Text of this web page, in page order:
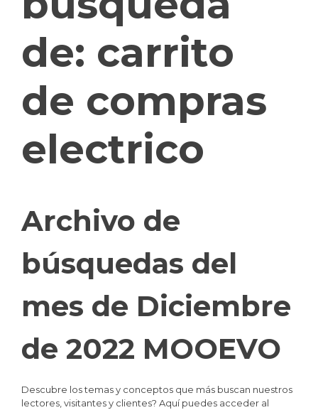
de: carrito
de compras
electrico
Archivo de
búsquedas del
mes de Diciembre
de 2022 MOOEVO
Descubre los temas y conceptos que más buscan nuestros
lectores, visitantes y clientes? Aquí puedes acceder al